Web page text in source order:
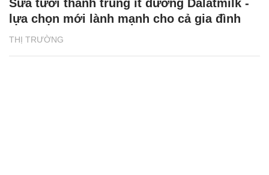
THỊ TRƯỜNG
Sữa tươi thanh trùng ít đường Dalatmilk -
lựa chọn mới lành mạnh cho cả gia đình